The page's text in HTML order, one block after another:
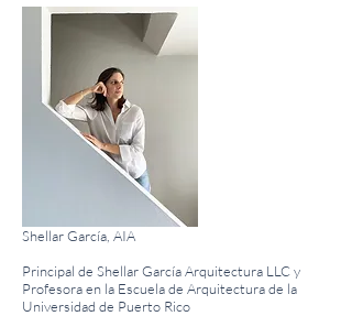
Shellar García, AIA
Principal de Shellar García Arquitectura LLC y
Profesora en la Escuela de Arquitectura de la
Universidad de Puerto Rico